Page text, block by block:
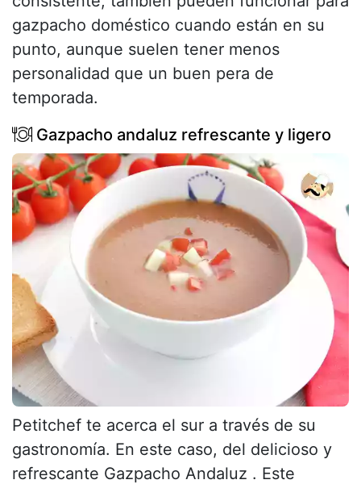
gazpacho doméstico cuando están en su
punto, aunque suelen tener menos
personalidad que un buen pera de
temporada.
Gazpacho andaluz refrescante y ligero
Petitchef te acerca el sur a través de su
gastronomía. En este caso, del delicioso y
refrescante Gazpacho Andaluz . Este